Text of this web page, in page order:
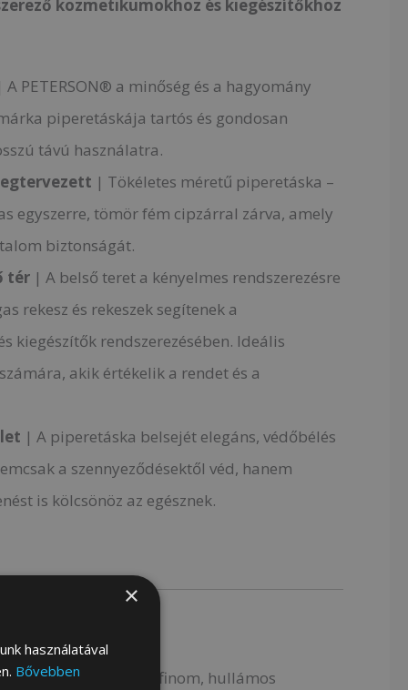
kozmetikumokhoz és kiegészítőkhöz
| A PETERSON® a minőség és a hagyomány
piperetáskája tartós és gondosan
távú használatra.
| Tökéletes méretű piperetáska –
egyszerre, tömör fém cipzárral zárva, amely
biztonságát.
tér | A belső teret a kényelmes rendszerezésre
rekesz és rekeszek segítenek a
kiegészítők rendszerezésében. Ideális
akik értékelik a rendet és a
| A piperetáska belsejét elegáns, védőbélés
a szennyeződésektől véd, hanem
is kölcsönöz az egésznek.
fehér anyagból, finom, hullámos
×
használatával
Bővebben